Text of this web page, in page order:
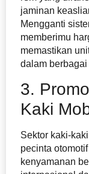
jaminan
Mengganti
memberimu
memastikan
dalam
3.
Kaki
Sektor kaki-
pecinta
kenyamanan